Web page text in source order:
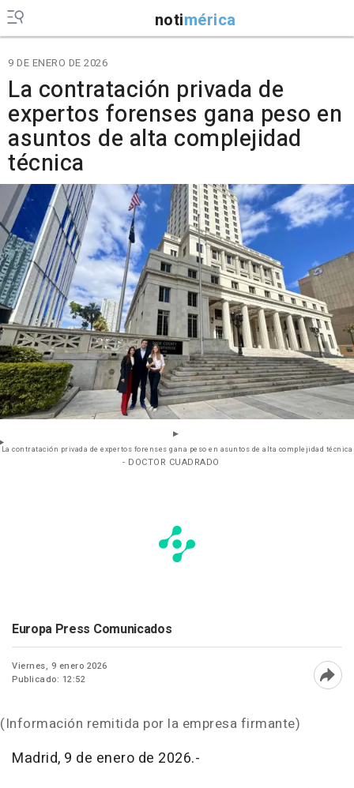
notimérica
9 DE ENERO DE 2026
La contratación privada de
expertos forenses gana peso en
asuntos de alta complejidad
técnica
La contratación privada de expertos forenses gana peso en asuntos de alta complejidad técnica
- DOCTOR CUADRADO
Europa Press Comunicados
Viernes, 9 enero 2026
Publicado: 12:52
(Información remitida por la empresa firmante)
Madrid, 9 de enero de 2026.-